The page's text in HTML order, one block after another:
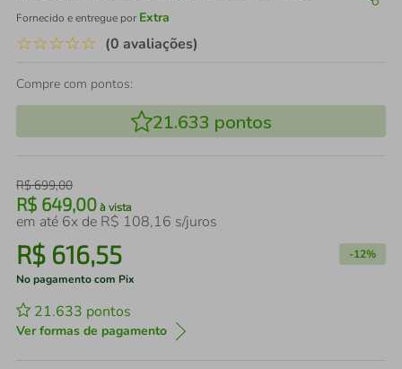
Fornecido e entregue por Extra
☆☆☆☆☆ (0 avaliações)
Compre com pontos:
21.633 pontos
R$699,00
R$ 649,00 à vista
em até 6x de R$ 108,16 s/juros
R$ 616,55 -12%
No pagamento com Pix
21.633 pontos
Ver formas de pagamento